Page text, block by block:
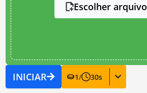
Escolher arquivo
INICIAR 1/ 30s